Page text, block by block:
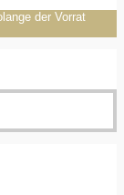
der Vorrat